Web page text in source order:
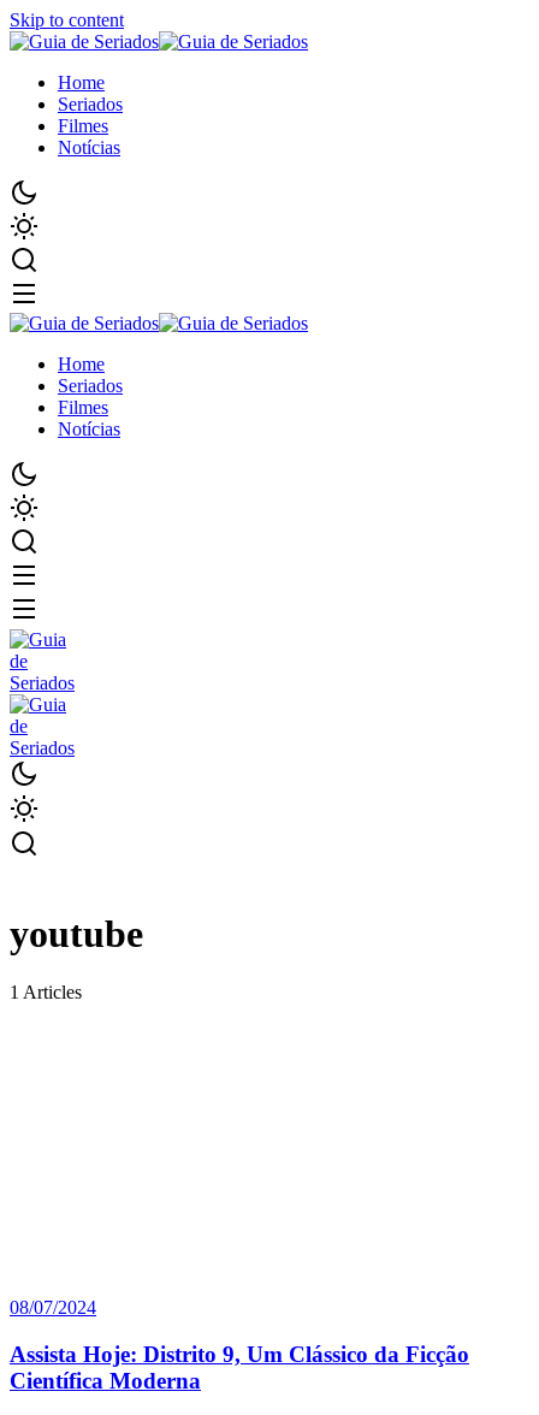
Skip to content
Home
Seriados
Filmes
Notícias
Home
Seriados
Filmes
Notícias
youtube
1 Articles
08/07/2024
Assista Hoje: Distrito 9, Um Clássico da Ficção
Científica Moderna